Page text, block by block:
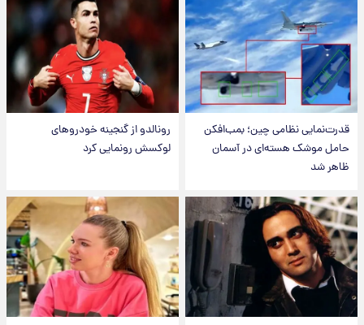
قدرت‌نمایی نظامی چین؛ بمب‌افکن
حامل موشک هسته‌ای در آسمان
ظاهر شد
رونالدو از گنجینه خودروهای
لوکسش رونمایی کرد